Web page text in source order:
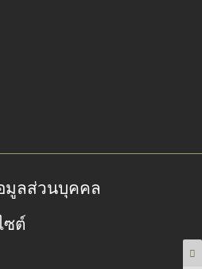
มูลส่วนบุคคล
ซต์